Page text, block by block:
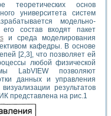
основ
университета систем
модельно-
состав входят пакет
и среда моделирования
кафедры. В основе
[2,3], что позволяет ей
любой физической
LabVIEW позволяют
данных и управления
результатов
представлена на рис.1